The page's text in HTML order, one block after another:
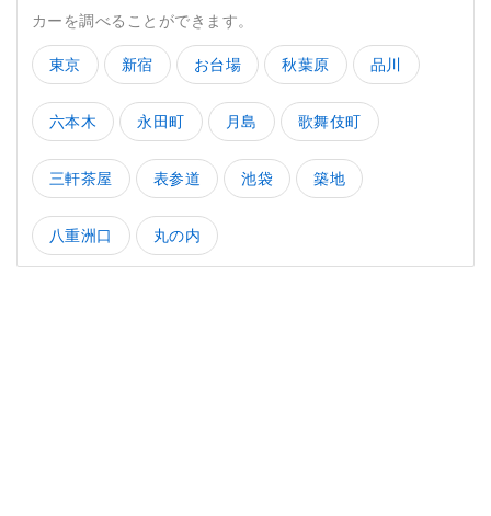
カーを調べることができます。
東京 新宿 お台場 秋葉原 品川
六本木 永田町 月島 歌舞伎町
三軒茶屋 表参道 池袋 築地
八重洲口 丸の内